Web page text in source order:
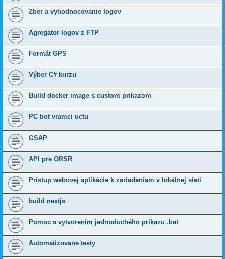
Zber a vyhodnocovanie logov
Agregator logov z FTP
Formát GPS
Výber C# kurzu
Build docker image s custom prikazom
PC bot vramci uctu
GSAP
API pre ORSR
Prístup webovej aplikácie k zariadeniam v lokálnej sieti
build nextjs
Pomoc s vytvorením jednoduchého príkazu .bat
Automatizovane testy